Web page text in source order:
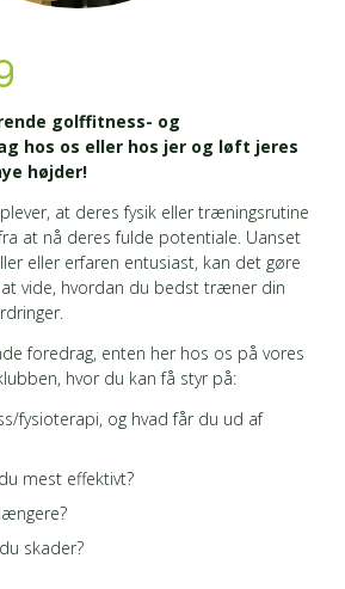
golffitness- og
hos os eller hos jer og løft jeres
højder!
at deres fysik eller træningsrutine
at nå deres fulde potentiale. Uanset
eller erfaren entusiast, kan det gøre
vide, hvordan du bedst træner din
foredrag, enten her hos os på vores
hvor du kan få styr på:
fysioterapi, og hvad får du ud af
mest effektivt?
skader?